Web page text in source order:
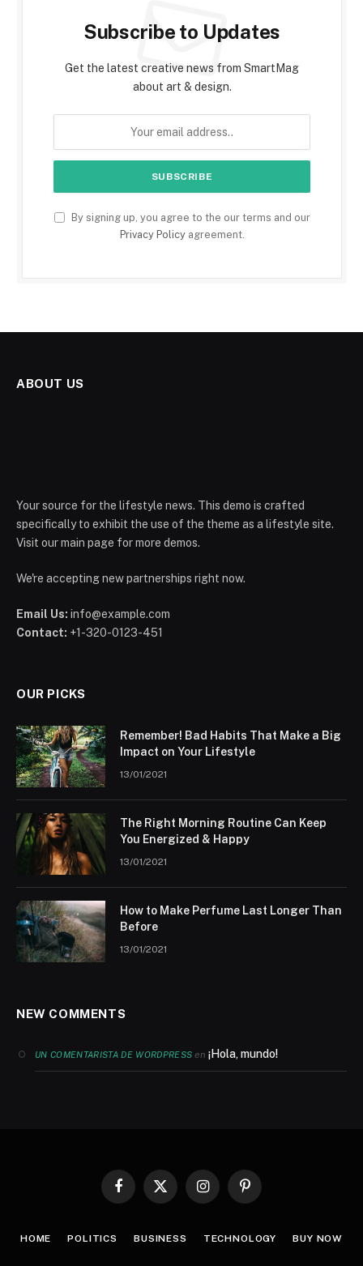
Subscribe to Updates
Get the latest creative news from SmartMag
about art & design.
By signing up, you agree to the our terms and our
Privacy Policyagreement.
ABOUT US
Your source for the lifestyle news. This demo is crafted
specifically to exhibit the use of the theme as a lifestyle site.
Visit our main page for more demos.
We're accepting new partnerships right now.
Email Us: info@example.com
Contact: +1-320-0123-451
OUR PICKS
Remember! Bad Habits That Make a Big
Impact on Your Lifestyle
13/01/2021
The Right Morning Routine Can Keep
You Energized & Happy
13/01/2021
How to Make Perfume Last Longer Than
Before
13/01/2021
NEW COMMENTS
UN COMENTARISTA DE WORDPRESS en¡Hola, mundo!
Facebook
X
InstagramPinterest
HOME POLITICS BUSINESS TECHNOLOGY BUY NOW